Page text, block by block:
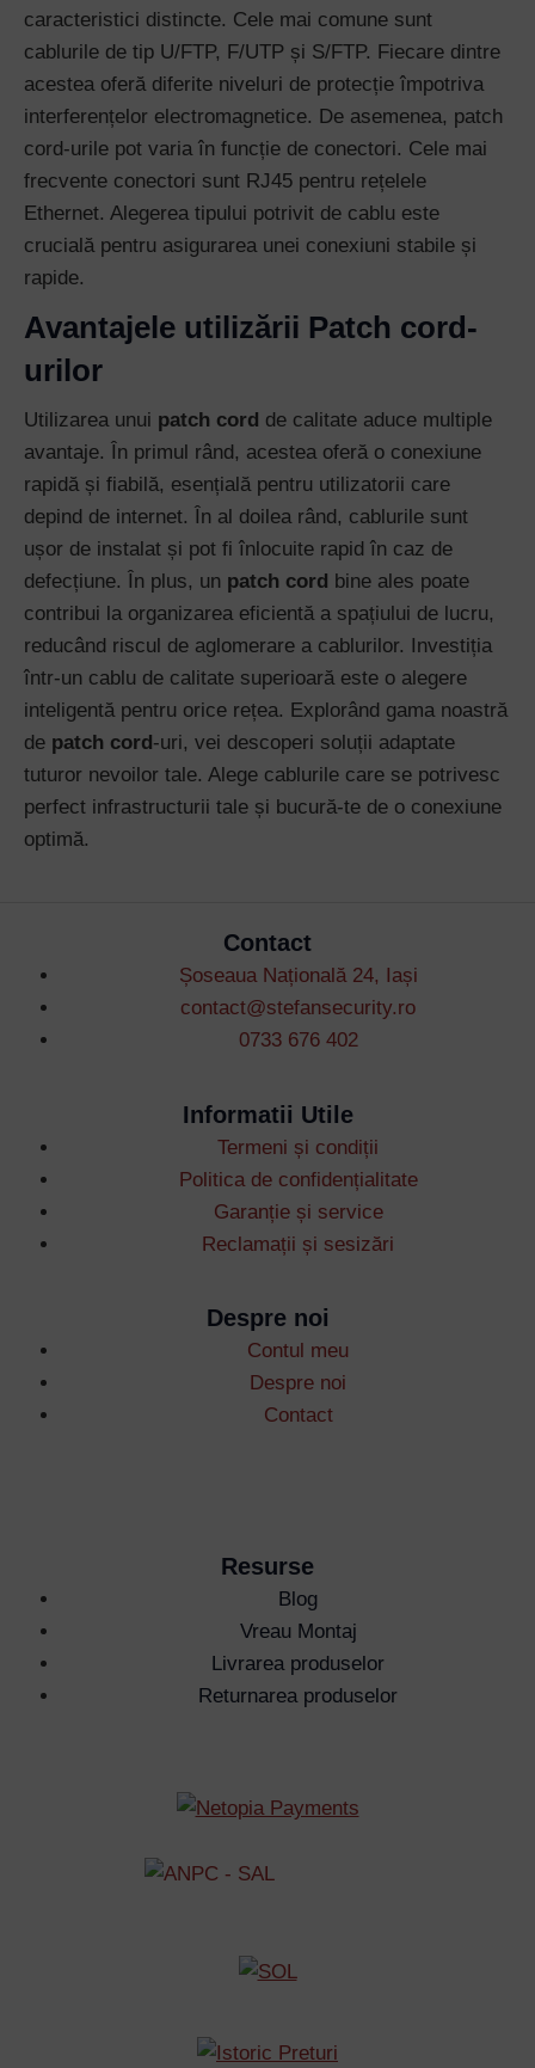
caracteristici distincte. Cele mai comune sunt
cablurile de tip U/FTP, F/UTP și S/FTP. Fiecare dintre
acestea oferă diferite niveluri de protecție împotriva
interferențelor electromagnetice. De asemenea, patch
cord-urile pot varia în funcție de conectori. Cele mai
frecvente conectori sunt RJ45 pentru rețelele
Ethernet. Alegerea tipului potrivit de cablu este
crucială pentru asigurarea unei conexiuni stabile și
rapide.
Avantajele utilizării Patch cord-
urilor
Utilizarea unui patch cord de calitate aduce multiple
avantaje. În primul rând, acestea oferă o conexiune
rapidă și fiabilă, esențială pentru utilizatorii care
depind de internet. În al doilea rând, cablurile sunt
ușor de instalat și pot fi înlocuite rapid în caz de
defecțiune. În plus, un patch cord bine ales poate
contribui la organizarea eficientă a spațiului de lucru,
reducând riscul de aglomerare a cablurilor. Investiția
într-un cablu de calitate superioară este o alegere
inteligentă pentru orice rețea. Explorând gama noastră
de patch cord-uri, vei descoperi soluții adaptate
tuturor nevoilor tale. Alege cablurile care se potrivesc
perfect infrastructurii tale și bucură-te de o conexiune
optimă.
Contact
Șoseaua Națională 24, Iași
contact@stefansecurity.ro
0733 676 402
Informatii Utile
Termeni și condiții
Politica de confidențialitate
Garanție și service
Reclamații și sesizări
Despre noi
Contul meu
Despre noi
Contact
Resurse
Blog
Vreau Montaj
Livrarea produselor
Returnarea produselor